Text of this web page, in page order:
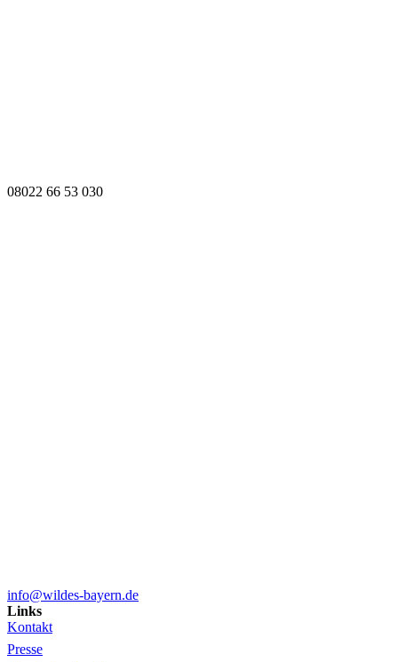
08022 66 53 030
info@wildes-bayern.de
Links
Kontakt
Presse